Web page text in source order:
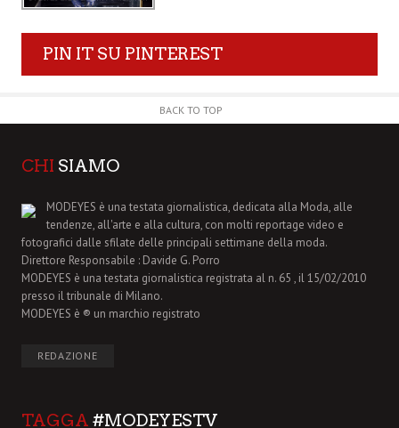
PIN IT SU PINTEREST
BACK TO TOP
CHI SIAMO
MODEYES è una testata giornalistica, dedicata alla Moda, alle
tendenze, all'arte e alla cultura, con molti reportage video e
fotografici dalle sfilate delle principali settimane della moda.
Direttore Responsabile : Davide G. Porro
MODEYES è una testata giornalistica registrata al n. 65 , il 15/02/2010
presso il tribunale di Milano.
MODEYES è ® un marchio registrato
REDAZIONE
TAGGA #MODEYESTV